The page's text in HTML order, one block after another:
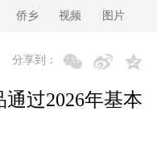
侨乡 视频 图片
分享到：
过2026年基本